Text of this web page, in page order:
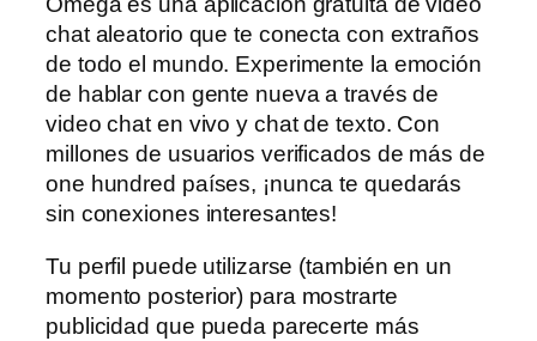
chat aleatorio que te conecta con extraños
de todo el mundo. Experimente la emoción
de hablar con gente nueva a través de
video chat en vivo y chat de texto. Con
millones de usuarios verificados de más de
one hundred países, ¡nunca te quedarás
sin conexiones interesantes!
Tu perfil puede utilizarse (también en un
momento posterior) para mostrarte
publicidad que pueda parecerte más